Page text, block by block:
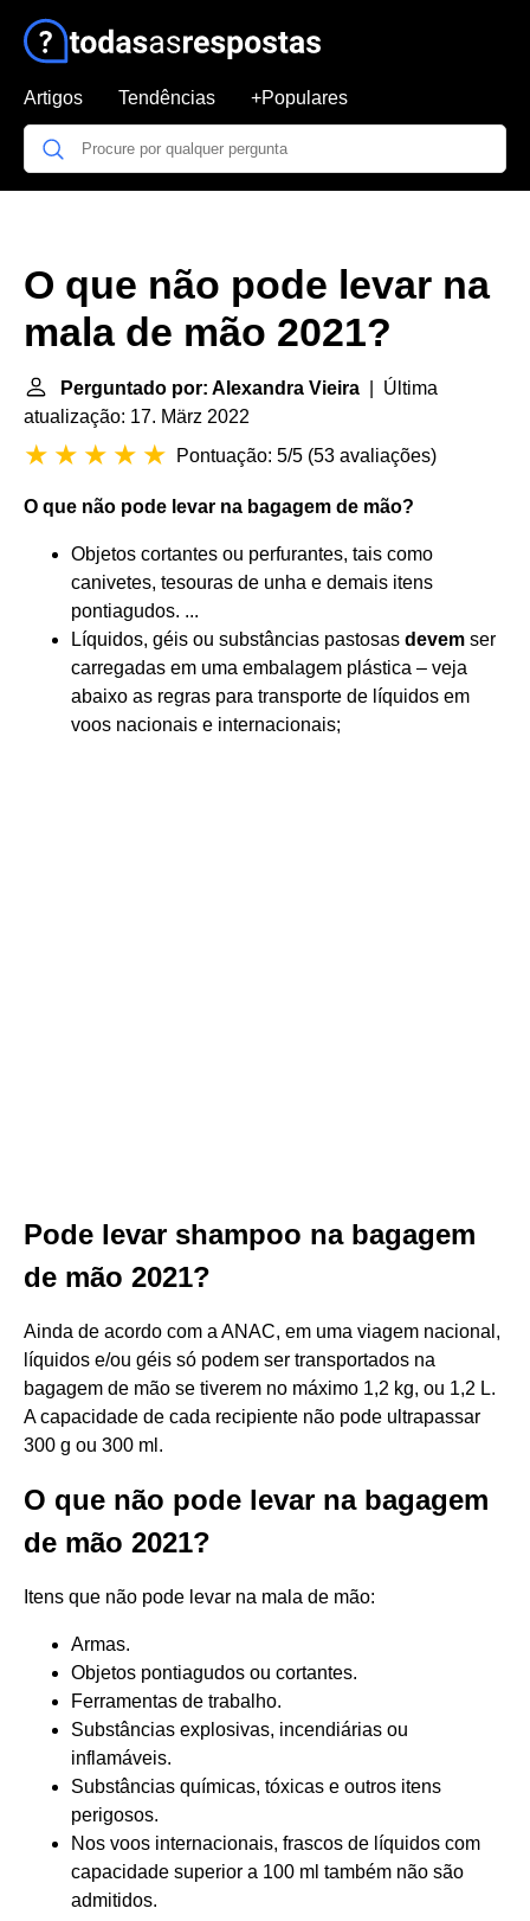
Artigos Tendências +Populares
O que não pode levar na
mala de mão 2021?
Perguntado por: Alexandra Vieira | Última
atualização: 17. März 2022
Pontuação: 5/5 (53 avaliações)
O que não pode levar na bagagem de mão?
Objetos cortantes ou perfurantes, tais como
canivetes, tesouras de unha e demais itens
pontiagudos. ...
Líquidos, géis ou substâncias pastosas devem ser
carregadas em uma embalagem plástica – veja
abaixo as regras para transporte de líquidos em
voos nacionais e internacionais;
Pode levar shampoo na bagagem
de mão 2021?
Ainda de acordo com a ANAC, em uma viagem nacional,
líquidos e/ou géis só podem ser transportados na
bagagem de mão se tiverem no máximo 1,2 kg, ou 1,2 L.
A capacidade de cada recipiente não pode ultrapassar
300 g ou 300 ml.
O que não pode levar na bagagem
de mão 2021?
Itens que não pode levar na mala de mão:
Armas.
Objetos pontiagudos ou cortantes.
Ferramentas de trabalho.
Substâncias explosivas, incendiárias ou
inflamáveis.
Substâncias químicas, tóxicas e outros itens
perigosos.
Nos voos internacionais, frascos de líquidos com
capacidade superior a 100 ml também não são
admitidos.